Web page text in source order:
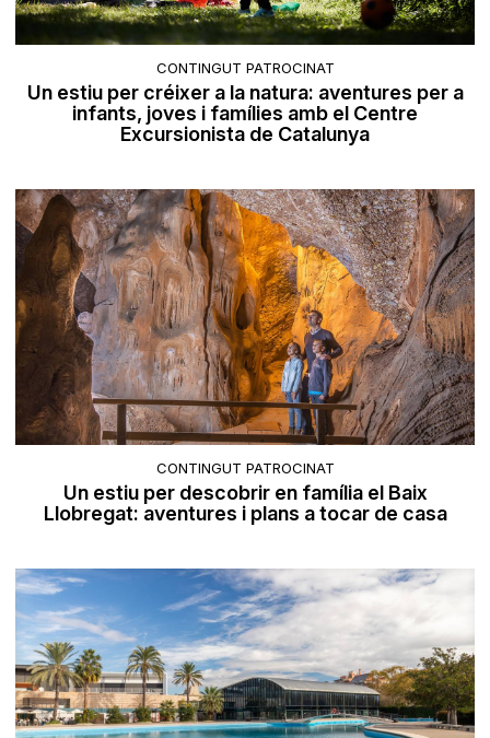
CONTINGUT PATROCINAT
Un estiu per créixer a la natura: aventures per a
infants, joves i famílies amb el Centre
Excursionista de Catalunya
CONTINGUT PATROCINAT
Un estiu per descobrir en família el Baix
Llobregat: aventures i plans a tocar de casa